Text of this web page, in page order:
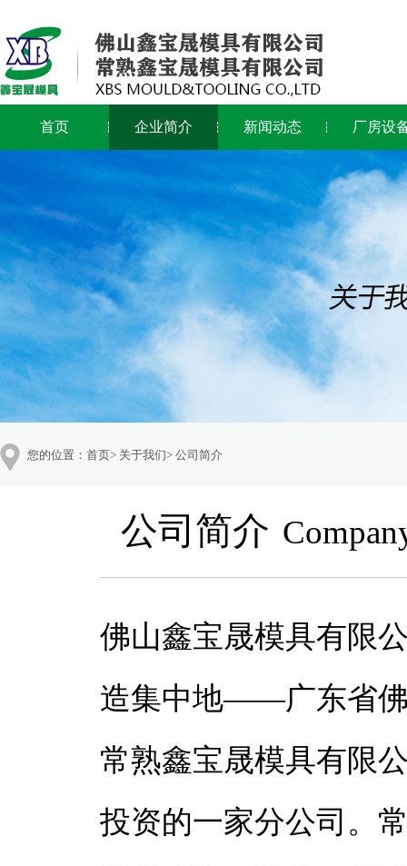
首页 企业简介 新闻动态 厂房设
您的位置： 首页> 关于我们> 公司简介
公司简介
佛山鑫宝晟模具有限
造集中地——广东省
常熟鑫宝晟模具有限
投资的一家分公司。